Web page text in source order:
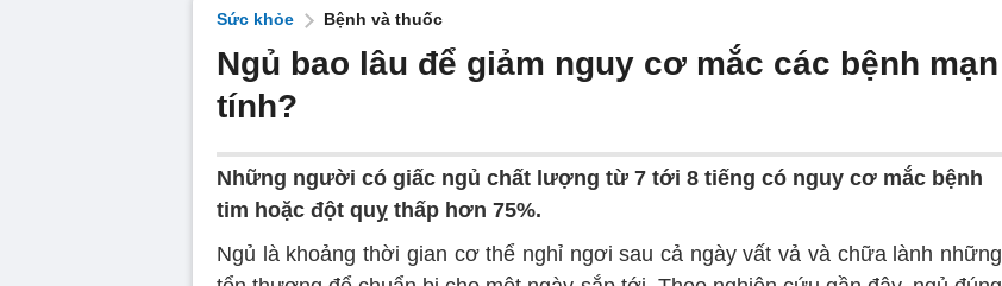
Sức khỏe Bệnh và thuốc
Ngủ bao lâu để giảm nguy cơ mắc các bệnh mạn
tính?
Những người có giấc ngủ chất lượng từ 7 tới 8 tiếng có nguy cơ mắc bệnh
tim hoặc đột quỵ thấp hơn 75%.
Ngủ là khoảng thời gian cơ thể nghỉ ngơi sau cả ngày vất vả và chữa lành những